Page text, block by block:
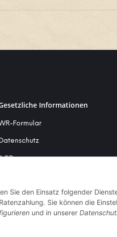
Informationen
Formular
Sie den Einsatz folgender
Sie können die
und in unserer